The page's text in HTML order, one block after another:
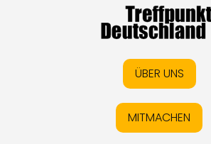
ÜBER UNS
MITMACHEN